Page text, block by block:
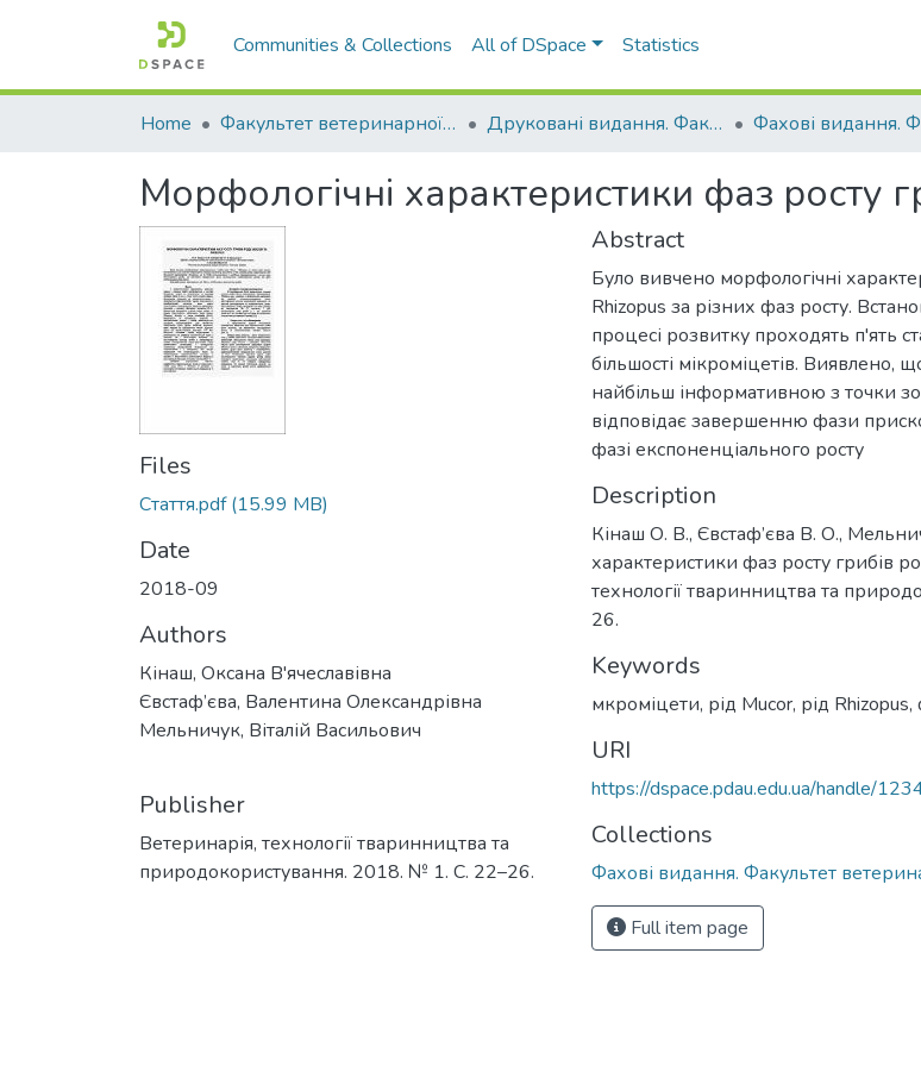
Communities & Collections All of DSpace Statistics
Home Факультет ветеринарної медицини Друковані видання. Факультет ветеринарної медицини
Морфологічні характеристики фаз росту
Files
Стаття.pdf(15.99 MB)
Date
2018-09
Authors
Кінаш, Оксана В'ячеславівна
Євстаф’єва, Валентина Олександрівна
Мельничук, Віталій Васильович
Publisher
Ветеринарія, технології тваринництва та
природокористування. 2018. № 1. С. 22–26.
Abstract
Було вивчено морфологічні
Rhizopus за різних фаз росту.
процесі розвитку проходять п'ять
більшості мікроміцетів. Виявлено,
найбільш інформативною з точки
відповідає завершенню фази
фазі експоненціального росту
Description
Кінаш О. В., Євстаф’єва В. О.,
характеристики фаз росту грибів
технології тваринництва та
26.
Keywords
мкроміцети, рід Mucor, рід
URI
https://dspace.pdau.edu.ua/handle/
Collections
Фахові видання. Факультет
Full item page